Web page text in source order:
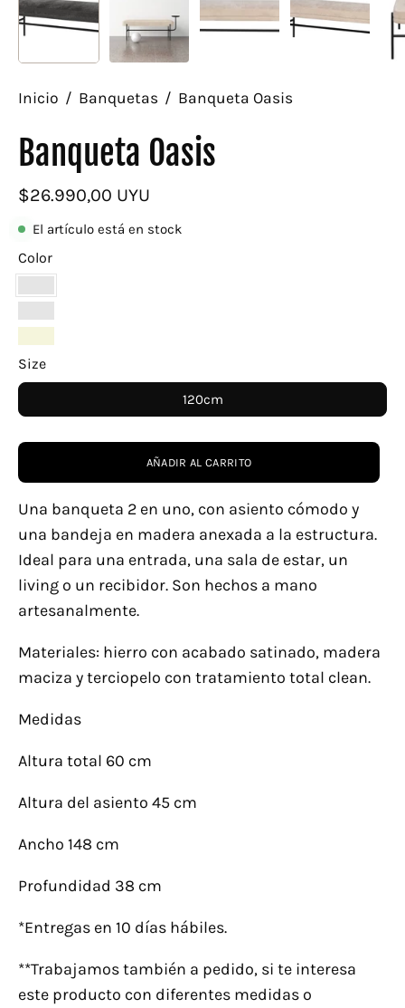
Inicio / Banquetas / Banqueta Oasis
Banqueta Oasis
$26.990,00 UYU
El artículo está en stock
Size
120cm
Color
Negro
Terracota
Beige
AÑADIR AL CARRITO
Una banqueta 2 en uno, con asiento cómodo y
una bandeja en madera anexada a la estructura.
Ideal para una entrada, una sala de estar, un
living o un recibidor. Son hechos a mano
artesanalmente.
Materiales: hierro con acabado satinado, madera
maciza y terciopelo con tratamiento total clean.
Medidas
Altura total 60 cm
Altura del asiento 45 cm
Ancho 148 cm
Profundidad 38 cm
*Entregas en 10 días hábiles.
**Trabajamos también a pedido, si te interesa
este producto con diferentes medidas o